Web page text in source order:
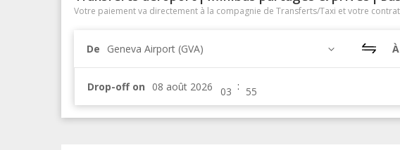
Votre paiement va directement à la compagnie de Transferts/Taxi et votre contrat
De Geneva Airport (GVA) À
Drop-off on :